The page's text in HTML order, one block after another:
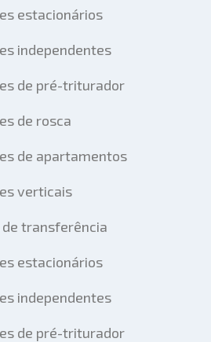
estacionários
independentes
de pré-triturador
de rosca
de apartamentos
verticais
transferência
estacionários
independentes
de pré-triturador